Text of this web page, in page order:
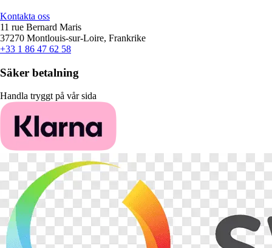
Kontakta oss
11 rue Bernard Maris
37270 Montlouis-sur-Loire, Frankrike
+33 1 86 47 62 58
Säker betalning
Handla tryggt på vår sida